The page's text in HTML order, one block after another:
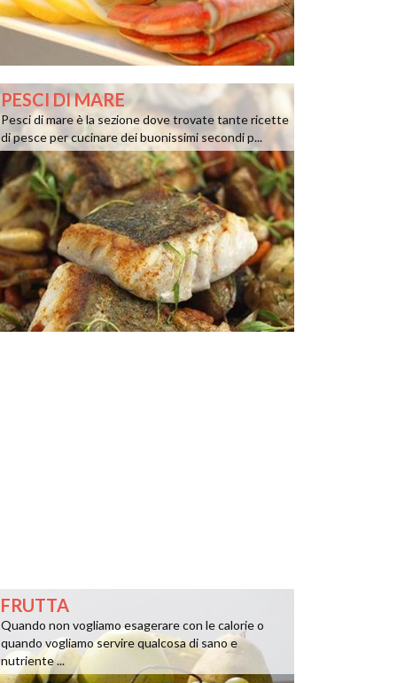
PESCI DI MARE
Pesci di mare è la sezione dove trovate tante ricette
di pesce per cucinare dei buonissimi secondi p...
FRUTTA
Quando non vogliamo esagerare con le calorie o
quando vogliamo servire qualcosa di sano e
nutriente ...